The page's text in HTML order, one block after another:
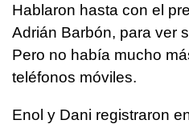
Hablaron hasta con el
Adrián Barbón, para ver
Pero no había mucho
teléfonos móviles.
Enol y Dani registraron